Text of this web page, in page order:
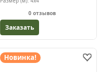
0 отзывов
Заказать
Новинка!